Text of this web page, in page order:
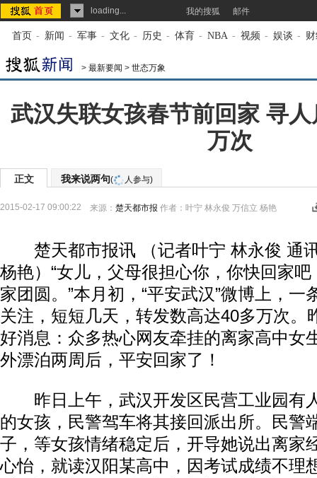
loading... 我的搜狐 邮件
首页 - 新闻 - 军事 - 文化 - 历史 - 体育 - NBA - 视频 - 娱谈 -
> 最新要闻 > 世态万象
武汉失联女孩春节前回家 寻
万次
正文 我来说两句( 人参与)
2015-02-17 09:00:22 来源： 楚天都市报 作者：叶宁 林永俊 万信立 杨艳
楚天都市报讯 （记者叶宁 林永俊 通
杨艳）“女儿，父母很担心你，你快回家
家团圆。”本月初，“平安武汉”微博上，一
关注，短短几天，转发数高达40多万次。
好消息：众多热心网友牵挂的离家高中女
外漂泊两周后，平安回家了！
昨日上午，武汉开发区民营工业园有
的女孩，民警驾车将其接回派出所。民警
子，等女孩情绪稳定后，开导她说出离家
心怡，就读汉阳某高中，因考试成绩不理